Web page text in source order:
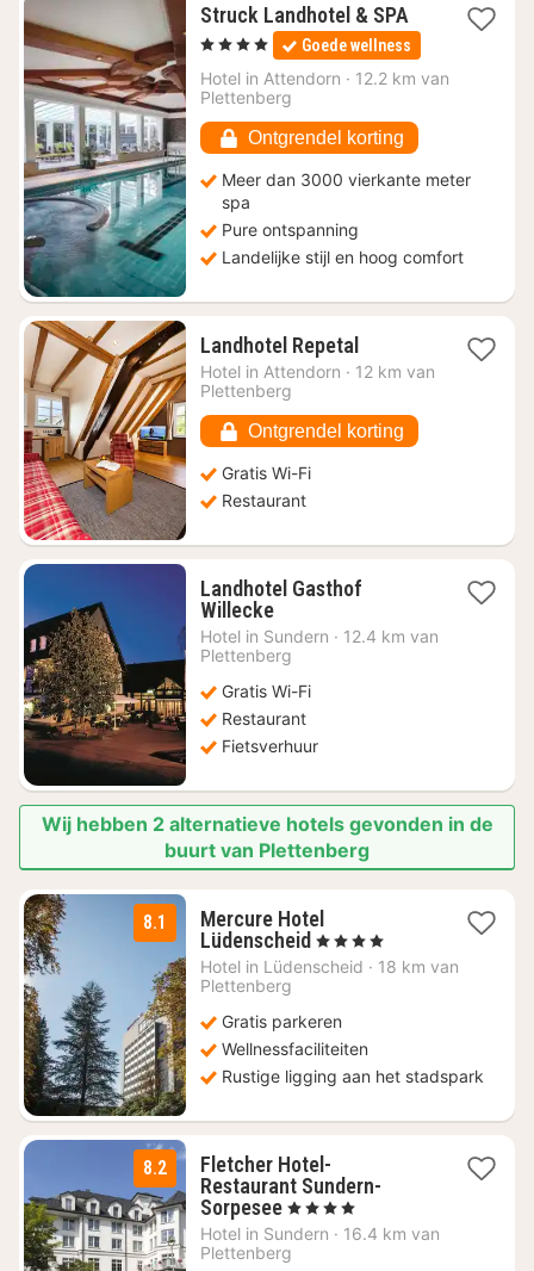
Struck Landhotel & SPA1
nacht
vanaf
€
, 4 Sterren Goede wellness
Hotel in Attendorn · 12.2 km van
Plettenberg
Ontgrendel korting
Meer dan 3000 vierkante meter
spa
Pure ontspanning
Landelijke stijl en hoog comfort
Landhotel Repetal1
nacht
72,89
Hotel in Attendorn · 12 km van
Plettenberg
Ontgrendel korting
Gratis Wi-Fi
Restaurant
Landhotel Gasthof
Willecke1
nacht
vanaf
129,50
Hotel in Sundern · 12.4 km van
Plettenberg
Gratis Wi-Fi
Restaurant
Fietsverhuur
Wij hebben 2 alternatieve hotels gevonden in de
buurt van Plettenberg
8.1
Mercure Hotel
Lüdenscheid 2
nachten
64
, 4 Sterren
Hotel in Lüdenscheid · 18 km van
Plettenberg
Gratis parkeren
Wellnessfaciliteiten
Rustige ligging aan het stadspark
8.2
Fletcher Hotel-
Restaurant Sundern-
Sorpesee1
nacht
vanaf
, 4 Sterren
Hotel in Sundern · 16.4 km van
Plettenberg